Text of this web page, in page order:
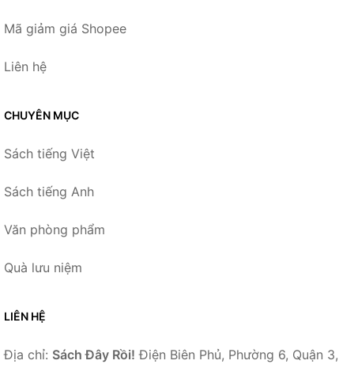
Mã giảm giá Shopee
Liên hệ
CHUYÊN MỤC
Sách tiếng Việt
Sách tiếng Anh
Văn phòng phẩm
Quà lưu niệm
LIÊN HỆ
Địa chỉ: Sách Đây Rồi! Điện Biên Phủ, Phường 6, Quận 3,